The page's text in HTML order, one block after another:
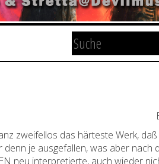
zweifellos das härteste Werk,
je ausgefallen, was aber nach
neu interpretierte, auch wieder